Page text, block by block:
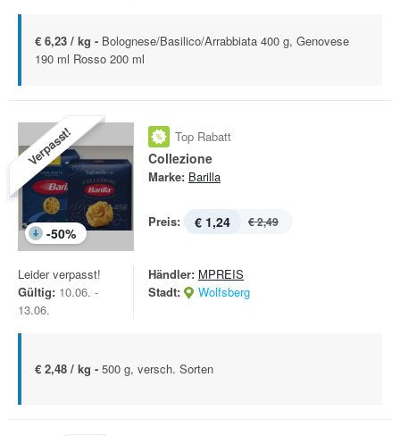
€ 6,23 / kg - Bolognese/Basilico/Arrabbiata 400 g, Genovese
190 ml Rosso 200 ml
Verpasst!
-50%
Top Rabatt
Collezione
Marke: Barilla
Preis: € 1,24 € 2,49
Leider verpasst!
Gültig: 10.06. -
13.06.
Händler: MPREIS
Stadt:
Wolfsberg
€ 2,48 / kg - 500 g, versch. Sorten